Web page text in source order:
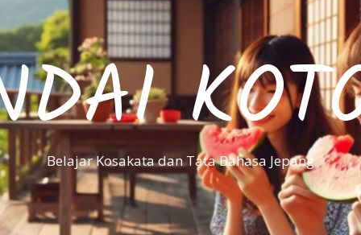
Belajar Kosakata dan Tata Bahasa Jepang